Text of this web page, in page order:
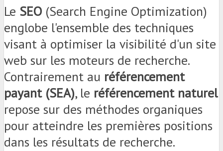
Le SEO (Search Engine Optimization)
englobe l'ensemble des techniques
visant à optimiser la visibilité d'un site
web sur les moteurs de recherche.
Contrairement au référencement
payant (SEA), le référencement naturel
repose sur des méthodes organiques
pour atteindre les premières positions
dans les résultats de recherche.